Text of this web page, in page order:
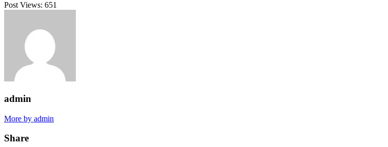
Post Views: 651
admin
More by admin
Share